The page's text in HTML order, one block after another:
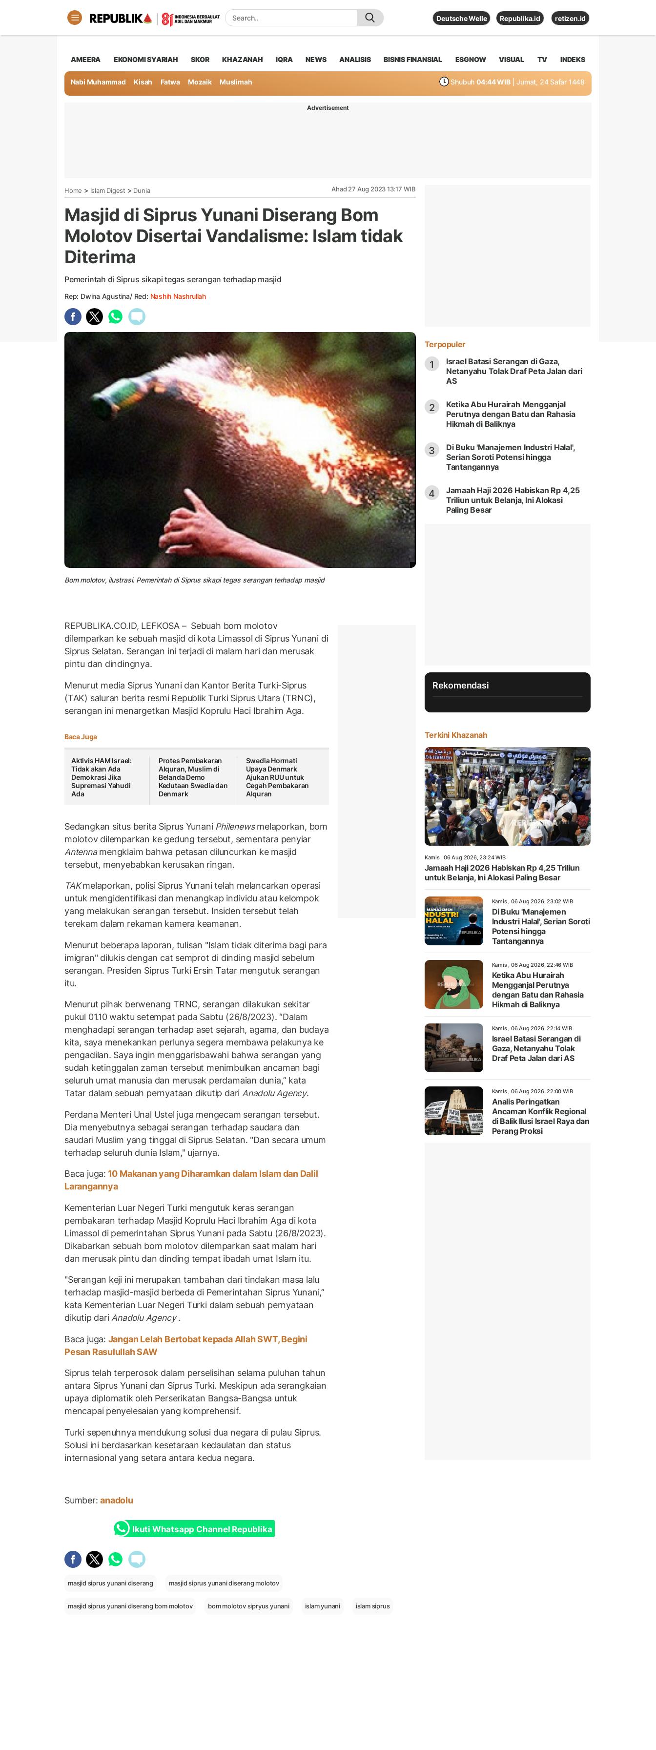
Deutsche Welle Republika.id retizen.id
AMEERA EKONOMI SYARIAH SKOR KHAZANAH IQRA NEWS ANALISIS BISNIS FINANSIAL ESGNOW VISUAL TV INDEKS
Nabi Muhammad Kisah Fatwa Mozaik Muslimah Shubuh 04:44 WIB | Jumat, 24 Safar 1448
Advertisement
Home > Islam Digest > Dunia Ahad 27 Aug 2023 13:17 WIB
Masjid di Siprus Yunani Diserang Bom
Molotov Disertai Vandalisme: Islam tidak
Diterima
Pemerintah di Siprus sikapi tegas serangan terhadap masjid
Rep: Dwina Agustina/ Red: Nashih Nashrullah
Bom molotov, ilustrasi. Pemerintah di Siprus sikapi tegas serangan terhadap masjid
REPUBLIKA.CO.ID, LEFKOSA – Sebuah bom molotov
dilemparkan ke sebuah masjid di kota Limassol di Siprus Yunani di
Siprus Selatan. Serangan ini terjadi di malam hari dan merusak
pintu dan dindingnya.
Menurut media Siprus Yunani dan Kantor Berita Turki-Siprus
(TAK) saluran berita resmi Republik Turki Siprus Utara (TRNC),
serangan ini menargetkan Masjid Koprulu Haci Ibrahim Aga.
Baca Juga
Aktivis HAM Israel:
Tidak akan Ada
Demokrasi Jika
Supremasi Yahudi
Ada
Protes Pembakaran
Alquran, Muslim di
Belanda Demo
Kedutaan Swedia dan
Denmark
Swedia Hormati
Upaya Denmark
Ajukan RUU untuk
Cegah Pembakaran
Alquran
Sedangkan situs berita Siprus Yunani Philenewsmelaporkan, bom
molotov dilemparkan ke gedung tersebut, sementara penyiar
Antennamengklaim bahwa petasan diluncurkan ke masjid
tersebut, menyebabkan kerusakan ringan.
TAKmelaporkan, polisi Siprus Yunani telah melancarkan operasi
untuk mengidentifikasi dan menangkap individu atau kelompok
yang melakukan serangan tersebut. Insiden tersebut telah
terekam dalam rekaman kamera keamanan.
Menurut beberapa laporan, tulisan "Islam tidak diterima bagi para
imigran" dilukis dengan cat semprot di dinding masjid sebelum
serangan. Presiden Siprus Turki Ersin Tatar mengutuk serangan
itu.
Menurut pihak berwenang TRNC, serangan dilakukan sekitar
pukul 01.10 waktu setempat pada Sabtu (26/8/2023). “Dalam
menghadapi serangan terhadap aset sejarah, agama, dan budaya
kita, saya menekankan perlunya segera membawa pelakunya ke
pengadilan. Saya ingin menggarisbawahi bahwa serangan yang
sudah ketinggalan zaman tersebut menimbulkan ancaman bagi
seluruh umat manusia dan merusak perdamaian dunia,” kata
Tatar dalam sebuah pernyataan dikutip dari Anadolu Agency.
Perdana Menteri Unal Ustel juga mengecam serangan tersebut.
Dia menyebutnya sebagai serangan terhadap saudara dan
saudari Muslim yang tinggal di Siprus Selatan. "Dan secara umum
terhadap seluruh dunia Islam," ujarnya.
Baca juga: 10 Makanan yang Diharamkan dalam Islam dan Dalil
Larangannya
Kementerian Luar Negeri Turki mengutuk keras serangan
pembakaran terhadap Masjid Koprulu Haci Ibrahim Aga di kota
Limassol di pemerintahan Siprus Yunani pada Sabtu (26/8/2023).
Dikabarkan sebuah bom molotov dilemparkan saat malam hari
dan merusak pintu dan dinding tempat ibadah umat Islam itu.
"Serangan keji ini merupakan tambahan dari tindakan masa lalu
terhadap masjid-masjid berbeda di Pemerintahan Siprus Yunani,”
kata Kementerian Luar Negeri Turki dalam sebuah pernyataan
dikutip dari Anadolu Agency.
Baca juga: Jangan Lelah Bertobat kepada Allah SWT, Begini
Pesan Rasulullah SAW
Siprus telah terperosok dalam perselisihan selama puluhan tahun
antara Siprus Yunani dan Siprus Turki. Meskipun ada serangkaian
upaya diplomatik oleh Perserikatan Bangsa-Bangsa untuk
mencapai penyelesaian yang komprehensif.
Turki sepenuhnya mendukung solusi dua negara di pulau Siprus.
Solusi ini berdasarkan kesetaraan kedaulatan dan status
internasional yang setara antara kedua negara.
Sumber:anadolu
Ikuti Whatsapp Channel Republika
masjid siprus yunani diserang masjid siprus yunani diserang molotov
masjid siprus yunani diserang bom molotov bom molotov sipryus yunani islam yunani islam siprus
Terpopuler
1
Israel Batasi Serangan di Gaza,
Netanyahu Tolak Draf Peta Jalan dari
AS
2
Ketika Abu Hurairah Mengganjal
Perutnya dengan Batu dan Rahasia
Hikmah di Baliknya
3
Di Buku 'Manajemen Industri Halal',
Serian Soroti Potensi hingga
Tantangannya
4
Jamaah Haji 2026 Habiskan Rp 4,25
Triliun untuk Belanja, Ini Alokasi
Paling Besar
Rekomendasi
Terkini Khazanah
Kamis , 06 Aug 2026, 23:24 WIB
Jamaah Haji 2026 Habiskan Rp 4,25 Triliun
untuk Belanja, Ini Alokasi Paling Besar
Kamis , 06 Aug 2026, 23:02 WIB
Di Buku 'Manajemen
Industri Halal', Serian Soroti
Potensi hingga
Tantangannya
Kamis , 06 Aug 2026, 22:46 WIB
Ketika Abu Hurairah
Mengganjal Perutnya
dengan Batu dan Rahasia
Hikmah di Baliknya
Kamis , 06 Aug 2026, 22:14 WIB
Israel Batasi Serangan di
Gaza, Netanyahu Tolak
Draf Peta Jalan dari AS
Kamis , 06 Aug 2026, 22:00 WIB
Analis Peringatkan
Ancaman Konflik Regional
di Balik Ilusi Israel Raya dan
Perang Proksi